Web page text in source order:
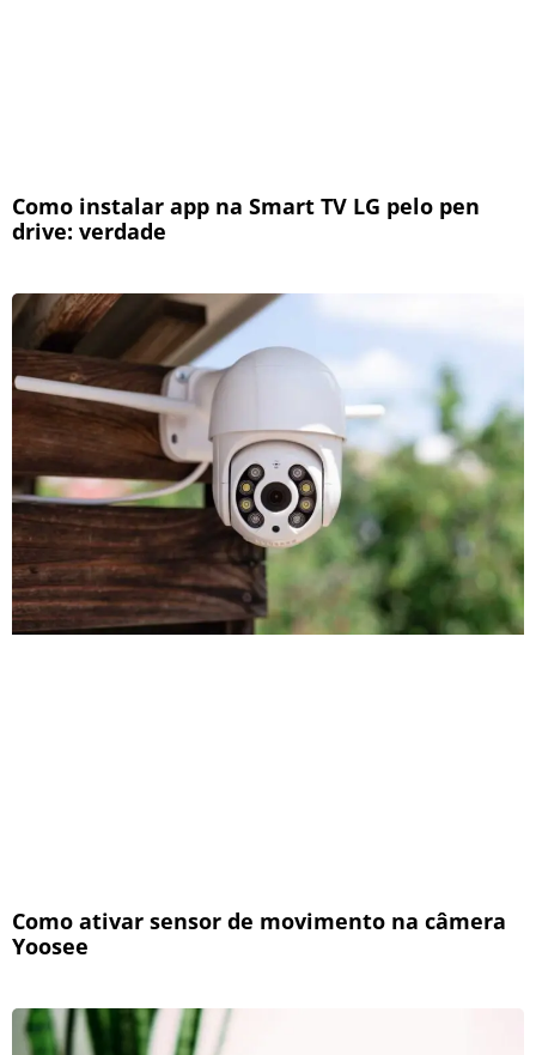
Como instalar app na Smart TV LG pelo pen
drive: verdade
Como ativar sensor de movimento na câmera
Yoosee